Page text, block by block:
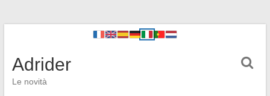
Adrider
Le novità